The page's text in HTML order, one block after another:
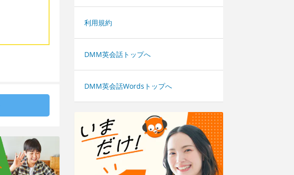
利用規約
DMM英会話トップへ
DMM英会話Wordsトップへ